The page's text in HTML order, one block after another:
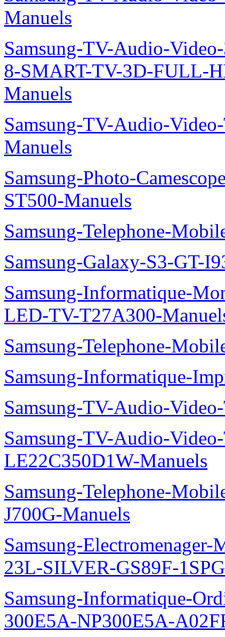
Manuels
Samsung-TV-Audio-
8-SMART-TV-3D-FULL-
Manuels
Samsung-TV-Audio-
Manuels
Samsung-Photo-
ST500-Manuels
Samsung-Telephone-
Samsung-Galaxy-S3-GT-
Samsung-Informatique-
LED-TV-T27A300-
Samsung-Telephone-
Samsung-Informatique-
Samsung-TV-Audio-
Samsung-TV-Audio-
LE22C350D1W-Manuels
Samsung-Telephone-
J700G-Manuels
Samsung-
23L-SILVER-GS89F-
Samsung-Informatique-
300E5A-NP300E5A-